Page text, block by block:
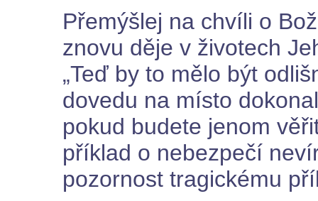
Přemýšlej na chvíli o
znovu děje v životech
„Teď by to mělo být
dovedu na místo
pokud budete jenom
příklad o nebezpečí
pozornost tragickému